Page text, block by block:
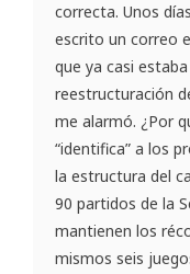
correcta. Unos
escrito un correo
que ya casi
reestructuración
me alarmó. ¿Por
“identifica” a los
la estructura del
90 partidos de la
mantienen los
mismos seis